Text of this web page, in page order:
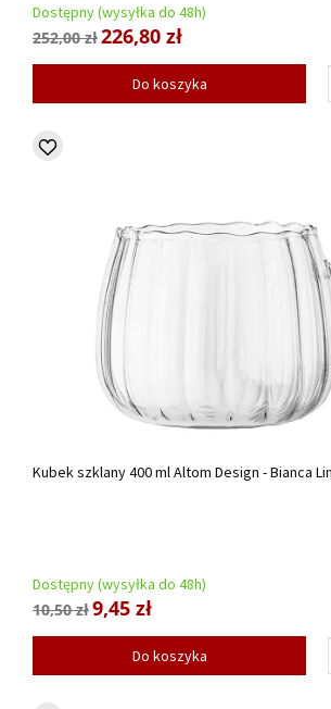
Dostępny (wysyłka do 48h)
252,00 zł226,80 zł
Do koszyka
Kubek szklany 400 ml Altom Design - Bianca
Dostępny (wysyłka do 48h)
10,50 zł9,45 zł
Do koszyka